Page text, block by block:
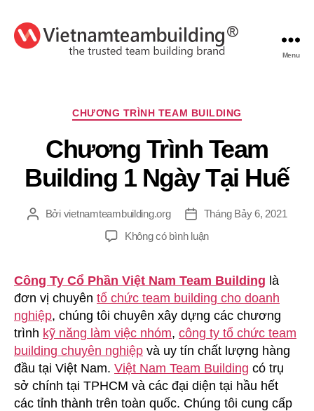
Menu
Chuyên
CHƯƠNG TRÌNH TEAM BUILDING
Chương Trình Team
Building 1 Ngày Tại Huế
TácBởi vietnamteambuilding.org
Ngày
đăng
Tháng Bảy 6, 2021
Không có bình luậnở
Team
Building
1
Ngày
Tại
Huế
Công Ty Cổ Phần Việt Nam Team Building là
đơn vị chuyên tổ chức team building cho doanh
nghiệp, chúng tôi chuyên xây dựng các chương
trình kỹ năng làm việc nhóm, công ty tổ chức team
building chuyên nghiệp và uy tín chất lượng hàng
đầu tại Việt Nam. Việt Nam Team Building có trụ
sở chính tại TPHCM và các đại diện tại hầu hết
các tỉnh thành trên toàn quốc. Chúng tôi cung cấp